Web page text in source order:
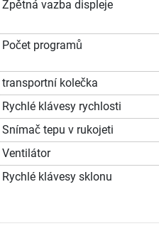
Zpětná vazba displeje
Počet programů
transportní kolečka
Rychlé klávesy rychlosti
Snímač tepu v rukojeti
Ventilátor
Rychlé klávesy sklonu